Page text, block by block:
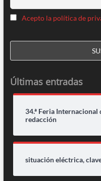
Acepto la política de
Últimas entradas
34.ª Feria Internacional
redacción
situación eléctrica,